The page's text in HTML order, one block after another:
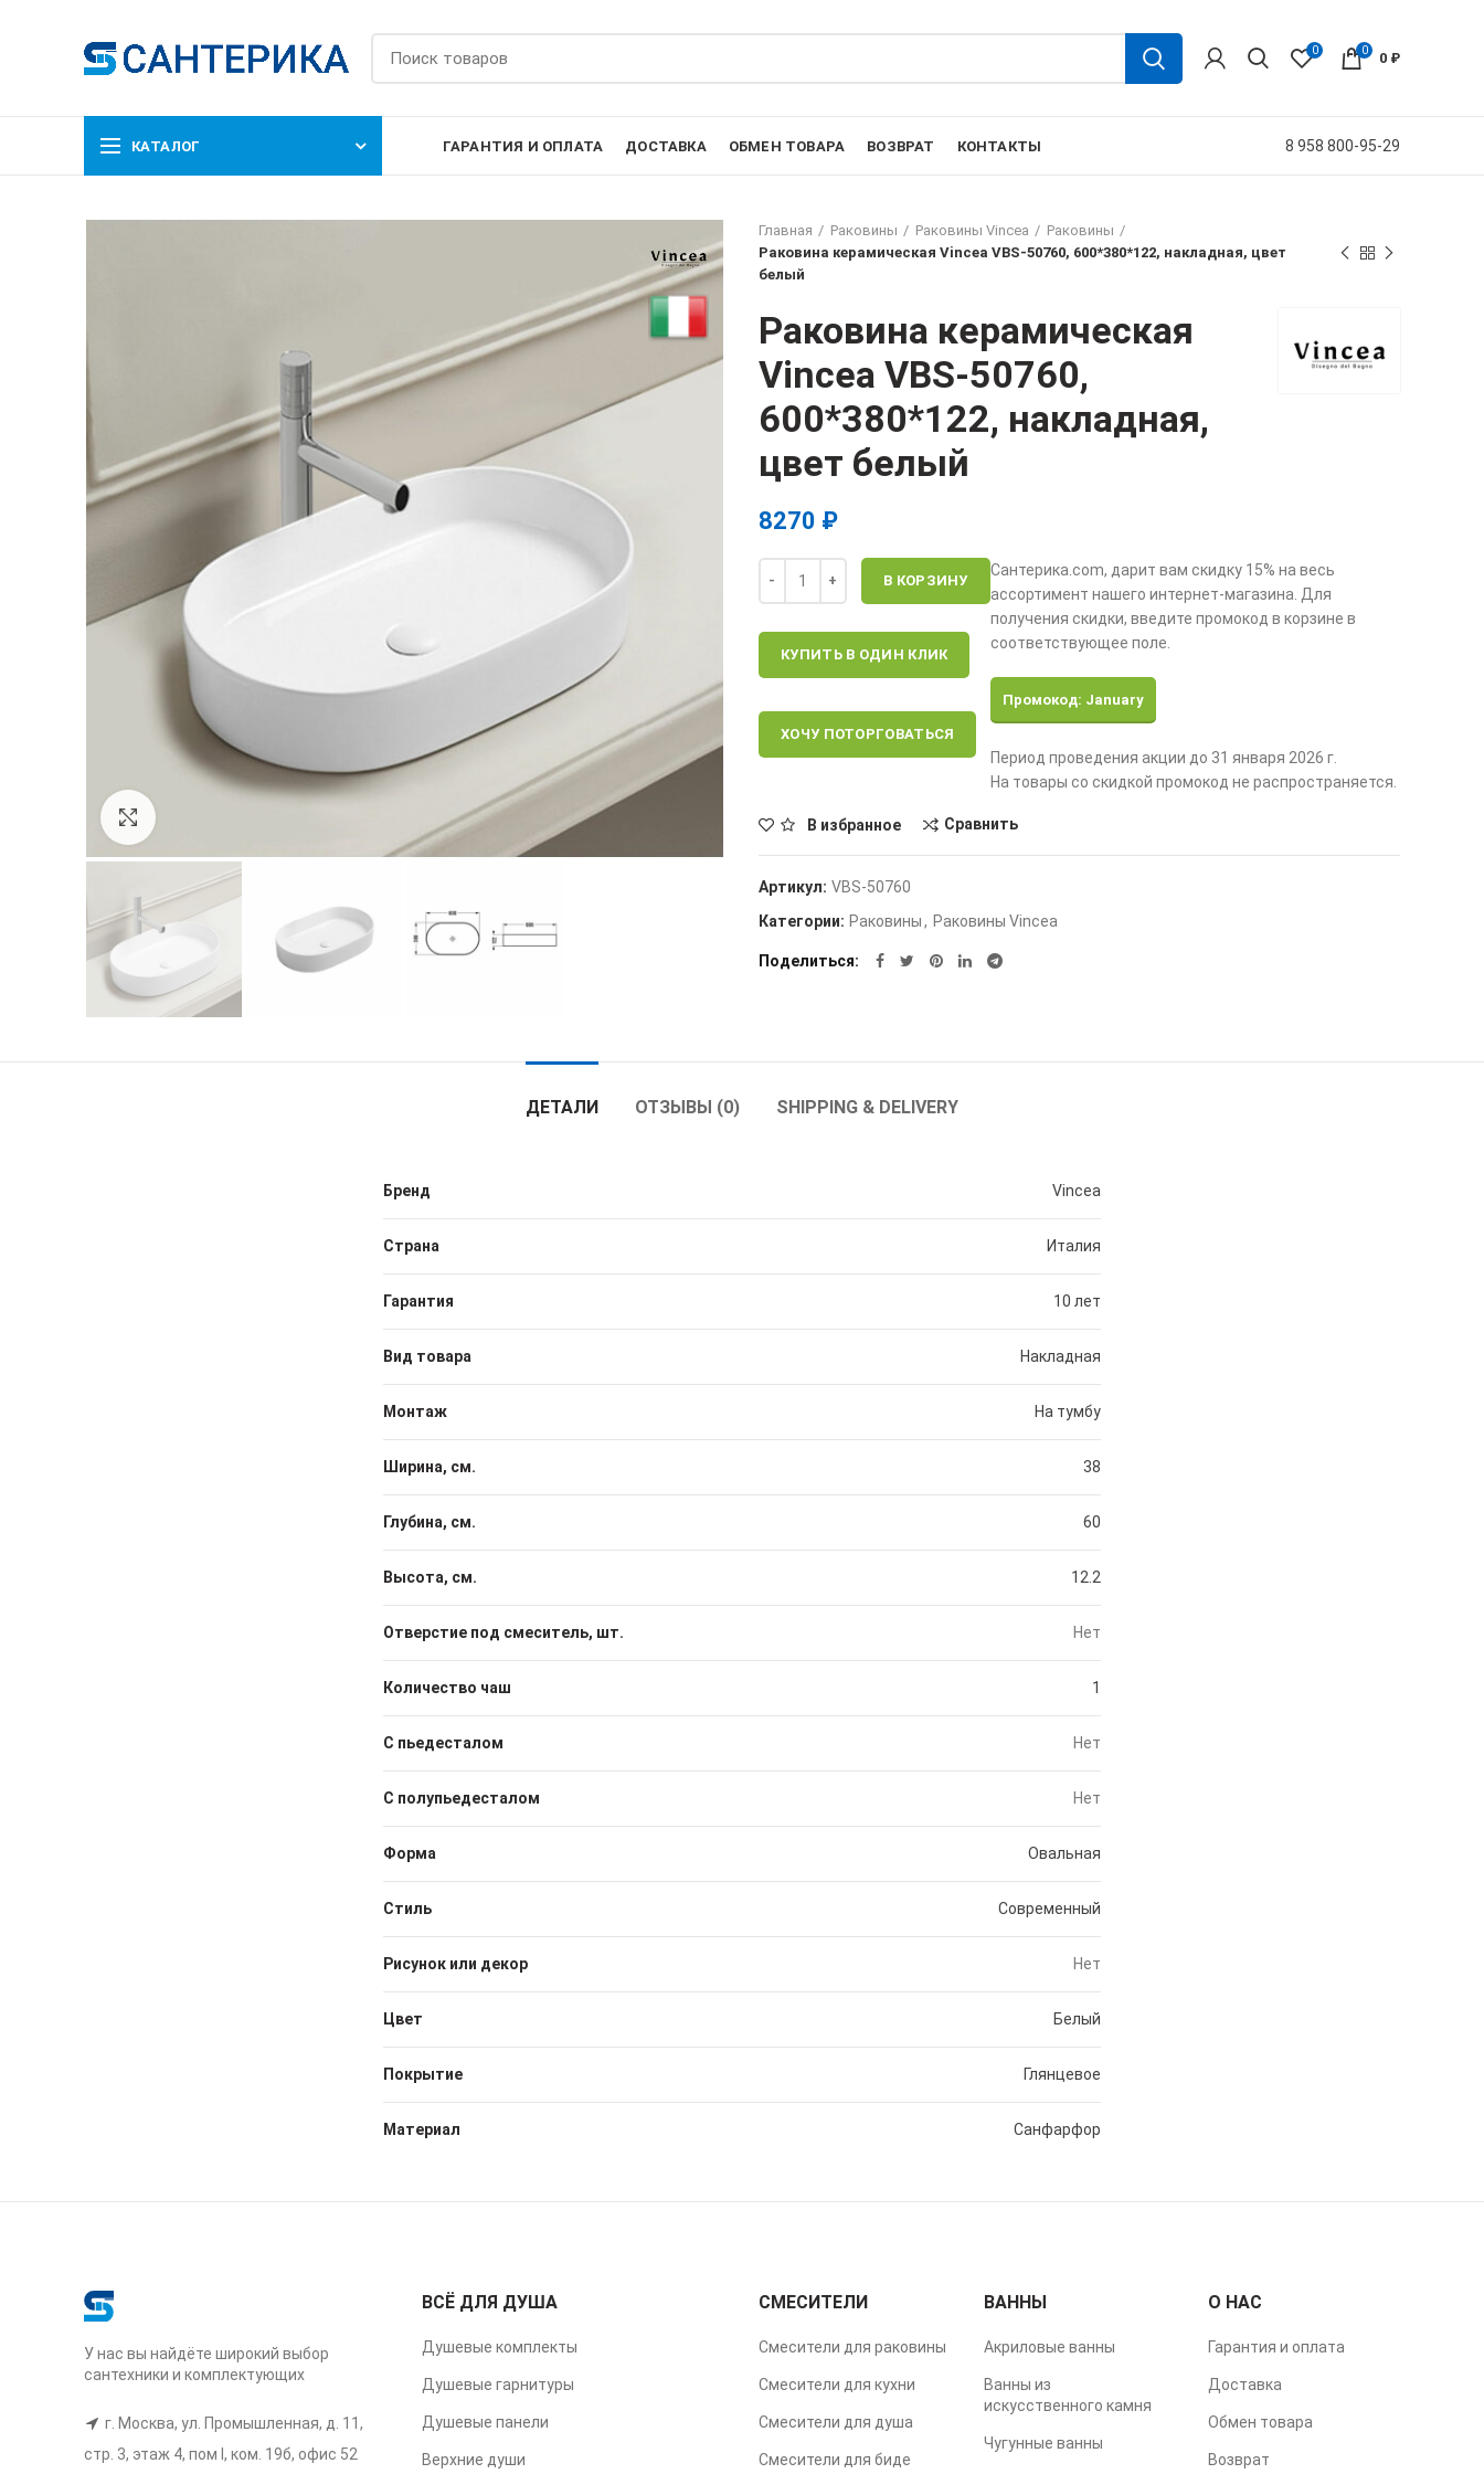
0 0 0 ₽
КАТАЛОГ ГАРАНТИЯ И ОПЛАТА ДОСТАВКА ОБМЕН ТОВАРА ВОЗВРАТ КОНТАКТЫ 8 958 800-95-29
Главная Раковины Раковины Vincea
Раковины
Раковина керамическая Vincea VBS-50760, 600*380*122, накладная, цвет
белый
Раковина керамическая
Vincea VBS-50760,
600*380*122, накладная,
цвет белый
8270 ₽
В КОРЗИНУ
КУПИТЬ В ОДИН КЛИК
ХОЧУ ПОТОРГОВАТЬСЯ
Сантерика.com, дарит вам скидку 15% на весь
ассортимент нашего интернет-магазина. Для
получения скидки, введите промокод в корзине в
соответствующее поле.
Промокод: January
Период проведения акции до 31 января 2026 г.
На товары со скидкой промокод не распространяется.
В избранное Сравнить
Артикул: VBS-50760
Категории: Раковины, Раковины Vincea
Поделиться
ДЕТАЛИ ОТЗЫВЫ (0) SHIPPING & DELIVERY
Бренд Vincea
Страна Италия
Гарантия 10 лет
Вид товара Накладная
Монтаж На тумбу
Ширина, см. 38
Глубина, см. 60
Высота, см. 12.2
Отверстие под смеситель, шт. Нет
Количество чаш 1
С пьедесталом Нет
С полупьедесталом Нет
Форма Овальная
Стиль Современный
Рисунок или декор Нет
Цвет Белый
Покрытие Глянцевое
Материал Санфарфор
У нас вы найдёте широкий выбор
сантехники и комплектующих
г. Москва, ул. Промышленная, д. 11,
стр. 3, этаж 4, пом I, ком. 19б, офис 52
ВСЁ ДЛЯ ДУША
Душевые комплекты
Душевые гарнитуры
Душевые панели
Верхние души
СМЕСИТЕЛИ
Смесители для раковины
Смесители для кухни
Смесители для душа
Смесители для биде
ВАННЫ
Акриловые ванны
Ванны из
искусственного камня
Чугунные ванны
О НАС
Гарантия и оплата
Доставка
Обмен товара
Возврат